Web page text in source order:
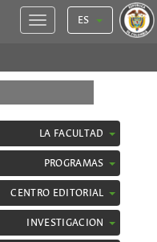
ES
LA FACULTAD
PROGRAMAS
CENTRO EDITORIAL
INVESTIGACION